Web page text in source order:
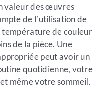
valeur des œuvres
de l’utilisation de
température de couleur
de la pièce. Une
peut avoir un
quotidienne, votre
même votre sommeil.